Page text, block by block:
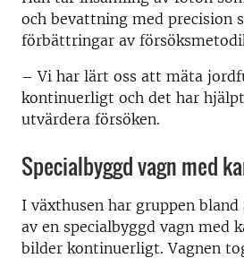
och bevattning med precision
förbättringar av
– Vi har lärt oss att mäta
kontinuerligt och det har
utvärdera försöken.
Specialbyggd vagn med
I växthusen har gruppen
av en specialbyggd vagn med
bilder kontinuerligt. Vagnen